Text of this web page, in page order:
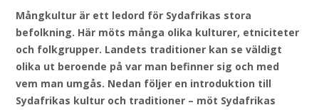
Mångkultur är ett ledord för Sydafrikas stora
befolkning. Här möts många olika kulturer, etniciteter
och folkgrupper. Landets traditioner kan se väldigt
olika ut beroende på var man befinner sig och med
vem man umgås. Nedan följer en introduktion till
Sydafrikas kultur och traditioner – möt Sydafrikas